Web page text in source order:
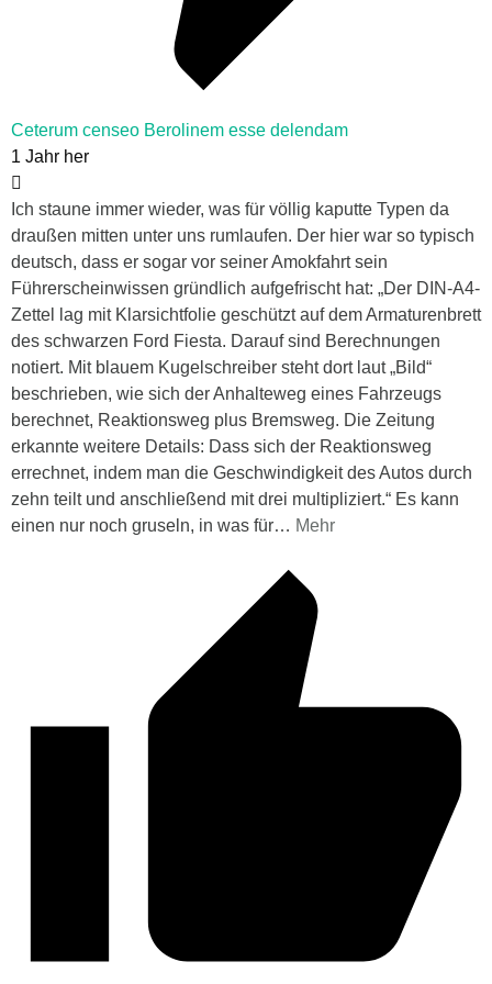
Ceterum censeo Berolinem esse delendam
1 Jahr her
Ich staune immer wieder, was für völlig kaputte Typen da
draußen mitten unter uns rumlaufen. Der hier war so typisch
deutsch, dass er sogar vor seiner Amokfahrt sein
Führerscheinwissen gründlich aufgefrischt hat: „Der DIN-A4-
Zettel lag mit Klarsichtfolie geschützt auf dem Armaturenbrett
des schwarzen Ford Fiesta. Darauf sind Berechnungen
notiert. Mit blauem Kugelschreiber steht dort laut „Bild“
beschrieben, wie sich der Anhalteweg eines Fahrzeugs
berechnet, Reaktionsweg plus Bremsweg. Die Zeitung
erkannte weitere Details: Dass sich der Reaktionsweg
errechnet, indem man die Geschwindigkeit des Autos durch
zehn teilt und anschließend mit drei multipliziert.“ Es kann
einen nur noch gruseln, in was für… Mehr